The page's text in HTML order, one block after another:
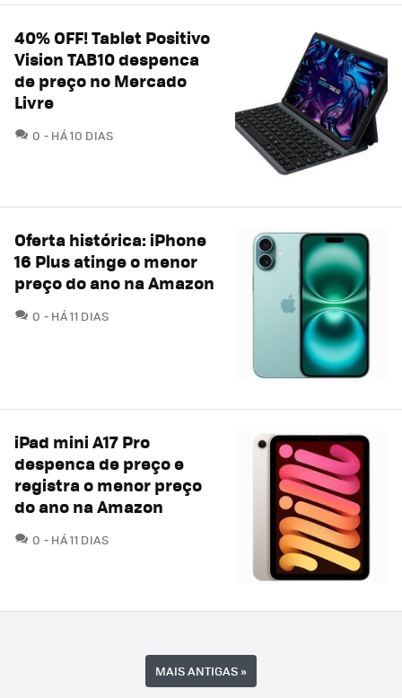
40% OFF! Tablet Positivo
Vision TAB10 despenca
de preço no Mercado
Livre
0 COMENTÁRIOS
HÁ 10 DIAS
Oferta histórica: iPhone
16 Plus atinge o menor
preço do ano na Amazon
0 COMENTÁRIOS
HÁ 11 DIAS
iPad mini A17 Pro
despenca de preço e
registra o menor preço
do ano na Amazon
0 COMENTÁRIOS
HÁ 11 DIAS
MAIS ANTIGAS»